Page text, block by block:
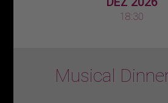
18:30
Musical